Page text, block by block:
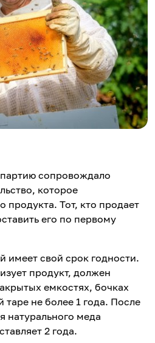
сопровождало
которое
продукта. Тот, кто продает
его по первому
имеет свой срок годности.
продукт, должен
емкостях, бочках
таре не более 1 года. После
натурального меда
2 года.